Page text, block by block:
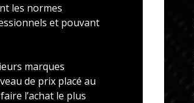
les normes
et pouvant
marques
de prix placé au
l’achat le plus